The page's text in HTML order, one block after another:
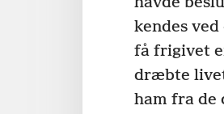
kendes
få frigivet
dræbte
ham fra de